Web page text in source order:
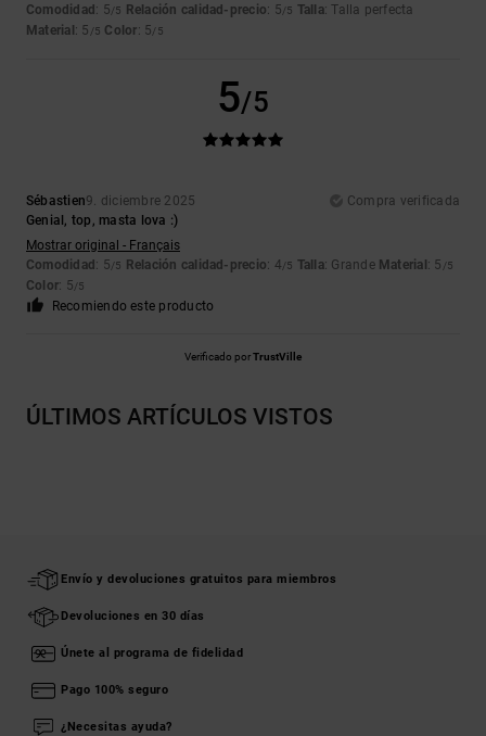
Comodidad : 5/5 Relación calidad-precio: 5/5 Talla: Talla perfecta
Material : 5 /5 Color: 5/5
5/5
Sébastien9. diciembre 2025
Compra verificada
Genial, top, masta lova :)
Mostrar original - Français
Comodidad : 5/5 Relación calidad-precio: 4/5 Talla: Grande Material : 5 /5
Color: 5/5
Recomiendo este producto
Verificado porTrustVille
ÚLTIMOS ARTÍCULOS VISTOS
Envío y devoluciones gratuitos para miembros
Devoluciones en 30 días
Únete al programa de fidelidad
Pago 100% seguro
¿Necesitas ayuda?